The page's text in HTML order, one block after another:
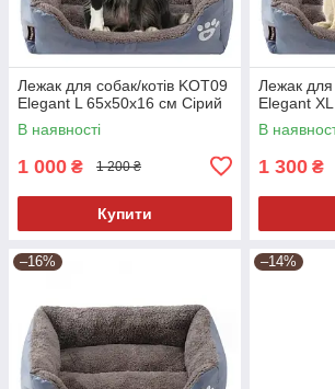
Лежак для собак/котів KOT09
Elegant L 65x50x16 см Сірий
В наявності
1 000 ₴ 1 200 ₴
Купити
Лежак для
Elegant
В
1 300 ₴
–16% –14%